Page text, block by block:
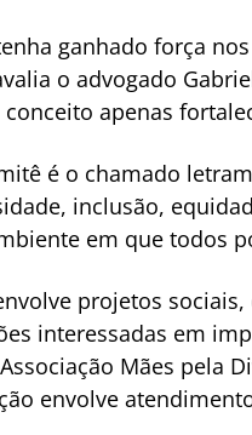
ganhado força
o advogado
conceito apenas
é o chamado
inclusão,
em que todos
projetos
interessadas em
Mães pela
envolve